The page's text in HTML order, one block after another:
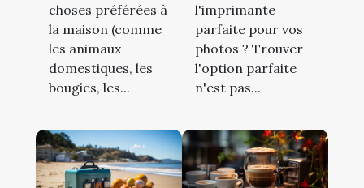
choses préférées à
la maison (comme
les animaux
domestiques, les
bougies, les...
l'imprimante
parfaite pour vos
photos ? Trouver
l'option parfaite
n'est pas...